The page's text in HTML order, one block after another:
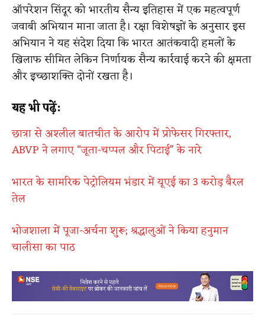
ऑपरेशन सिंदूर को भारतीय सैन्य इतिहास में एक महत्वपूर्ण
जवाबी अभियान माना जाता है। रक्षा विशेषज्ञों के अनुसार इस
अभियान ने यह संदेश दिया कि भारत आतंकवादी हमलों के
खिलाफ सीमित लेकिन निर्णायक सैन्य कार्रवाई करने की क्षमता
और इच्छाशक्ति दोनों रखता है।
यह भी पढ़ें:
छात्रा से अश्लील बातचीत के आरोप में प्रोफेसर गिरफ्तार,
ABVP ने लगाए “जूता-चप्पल और पिटाई” के नारे
भारत के सामरिक पेट्रोलियम भंडार में यूएई का 3 करोड़ बैरल
तेल
भोजशाला में पूजा-अर्चना शुरू; श्रद्धालुओं ने किया हनुमान
चालीसा का पाठ